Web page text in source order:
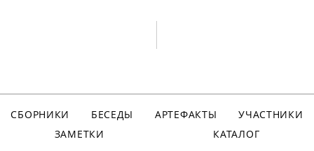
СБОРНИКИ БЕСЕДЫ АРТЕФАКТЫ
УЧАСТНИКИ
ЗАМЕТКИ
КАТАЛОГ